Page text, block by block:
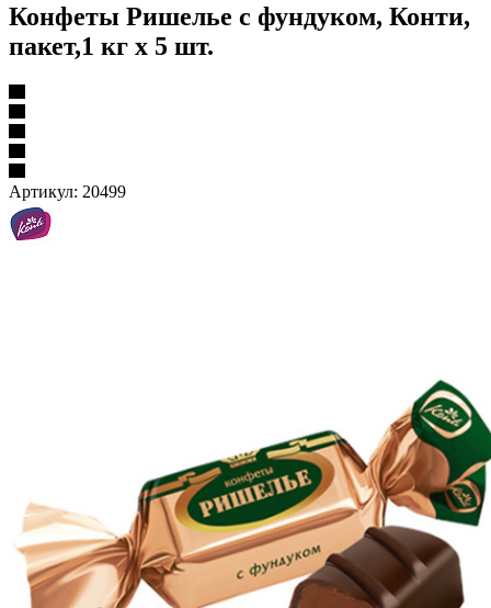
Конфеты Ришелье с фундуком, Конти,
пакет,1 кг х 5 шт.
Артикул: 20499